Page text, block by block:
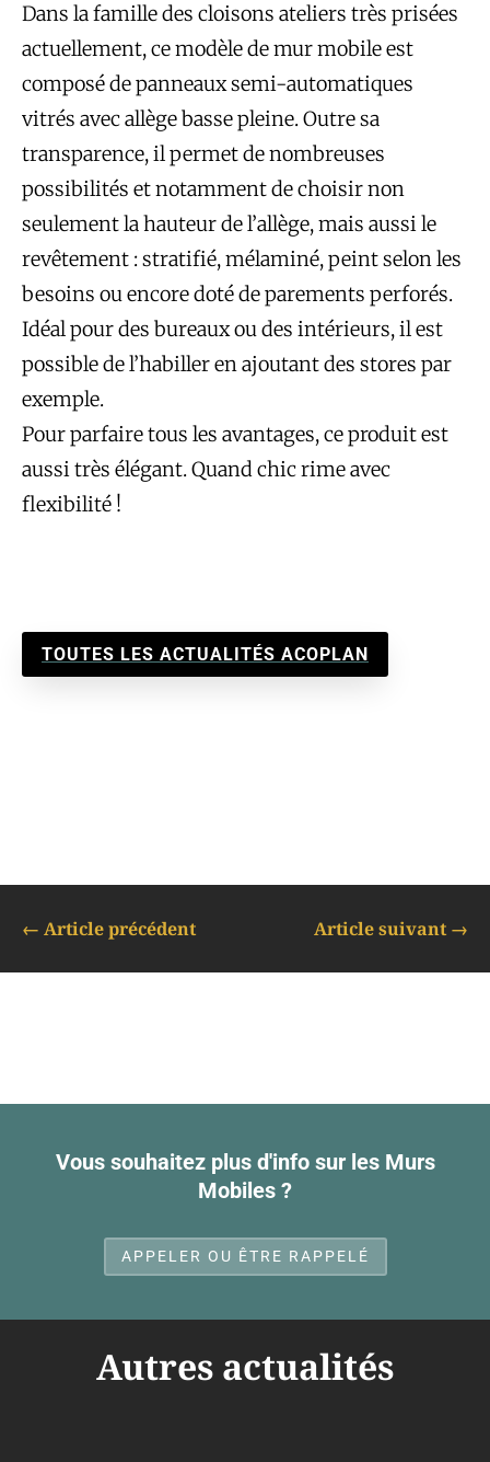
Dans la famille des cloisons ateliers très prisées
actuellement, ce modèle de mur mobile est
composé de panneaux semi-automatiques
vitrés avec allège basse pleine. Outre sa
transparence, il permet de nombreuses
possibilités et notamment de choisir non
seulement la hauteur de l’allège, mais aussi le
revêtement : stratifié, mélaminé, peint selon les
besoins ou encore doté de parements perforés.
Idéal pour des bureaux ou des intérieurs, il est
possible de l’habiller en ajoutant des stores par
exemple.
Pour parfaire tous les avantages, ce produit est
aussi très élégant. Quand chic rime avec
flexibilité !
TOUTES LES ACTUALITÉS ACOPLAN
← Article précédent Article suivant →
Vous souhaitez plus d'info sur les Murs
Mobiles ?
APPELER OU ÊTRE RAPPELÉ
Autres actualités